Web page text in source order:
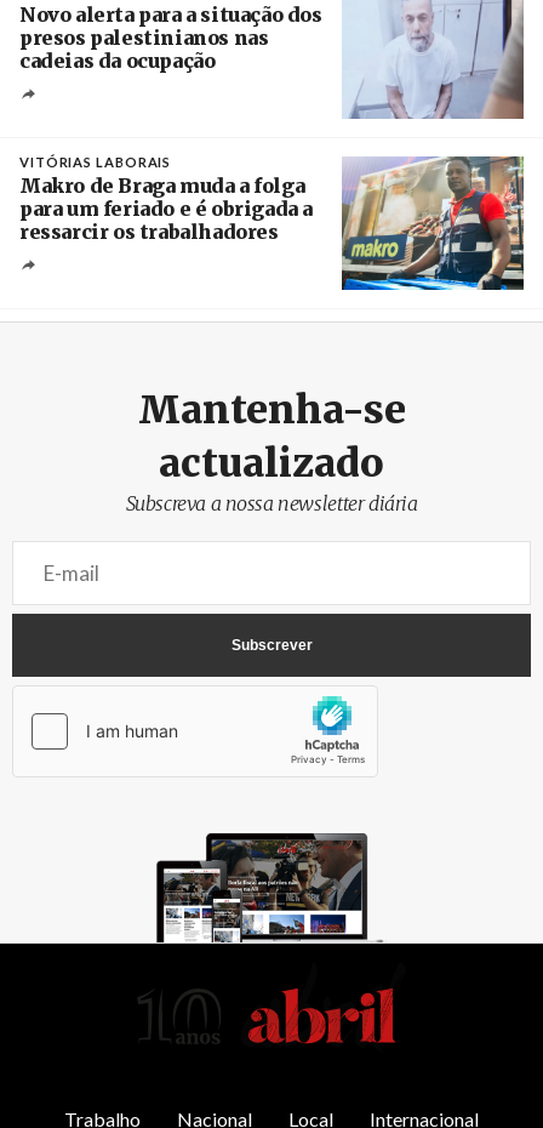
Novo alerta para a situação dos
presos palestinianos nas
cadeias da ocupação
VITÓRIAS LABORAIS
Makro de Braga muda a folga
para um feriado e é obrigada a
ressarcir os trabalhadores
Mantenha-se
actualizado
Subscreva a nossa newsletter diária
Trabalho Nacional Local Internacional